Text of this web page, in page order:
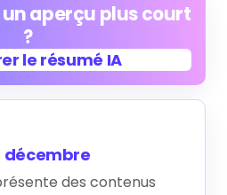
aperçu plus court
?
le résumé IA
le résumé IA
décembre
des contenus